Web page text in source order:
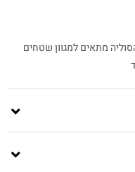
מתאים למגוון שטחים